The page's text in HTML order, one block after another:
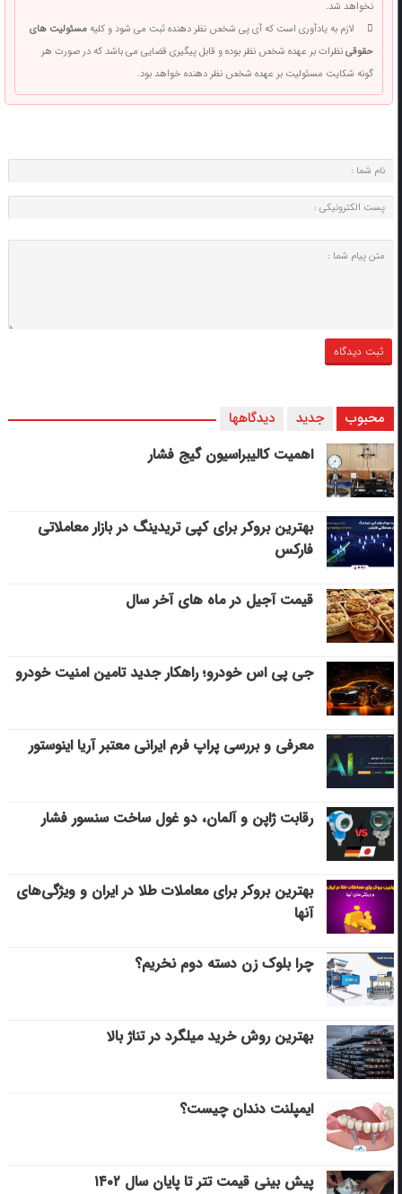
نخواهد شد.
لازم به یادآوری است که آی پی شخص نظر دهنده ثبت می شود و کلیهمسئولیت های
حقوقینظرات بر عهده شخص نظر بوده و قابل پیگیری قضایی می باشد که در صورت هر
گونه شکایت مسئولیت بر عهده شخص نظر دهنده خواهد بود.
محبوب جدید دیدگاهها
اهمیت کالیبراسیون گیج فشار
بهترین بروکر برای کپی‌ تریدینگ در بازار معاملاتی
فارکس
قیمت آجیل در ماه های آخر سال
جی پی اس خودرو؛ راهکار جدید تامین امنیت خودرو
معرفی و بررسی پراپ فرم ایرانی معتبر آریا اینوستور
رقابت ژاپن و آلمان، دو غول ساخت سنسور فشار
بهترین بروکر برای معاملات طلا در ایران و ویژگی‌های
آنها
چرا بلوک زن دسته دوم نخریم؟
بهترین روش خرید میلگرد در تناژ بالا
ایمپلنت دندان چیست؟
پیش بینی قیمت تتر تا پایان سال ۱۴۰۲